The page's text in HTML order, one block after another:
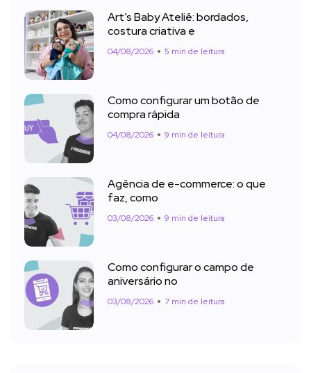
Art’s Baby Ateliê: bordados,
costura criativa e
04/08/2026 5 min de leitura
Como configurar um botão de
compra rápida
04/08/2026 9 min de leitura
Agência de e-commerce: o que
faz, como
03/08/2026 9 min de leitura
Como configurar o campo de
aniversário no
03/08/2026 7 min de leitura